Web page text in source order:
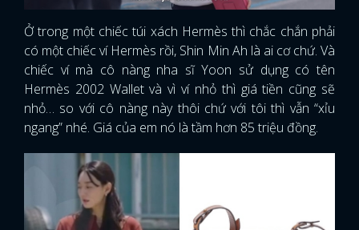
Ở trong một chiếc túi xách Hermès thì chắc chắn phải
có một chiếc ví Hermès rồi, Shin Min Ah là ai cơ chứ. Và
chiếc ví mà cô nàng nha sĩ Yoon sử dụng có tên
Hermès 2002 Wallet và vì ví nhỏ thì giá tiền cũng sẽ
nhỏ… so với cô nàng này thôi chứ với tôi thì vẫn “xỉu
ngang” nhé. Giá của em nó là tầm hơn 85 triệu đồng.